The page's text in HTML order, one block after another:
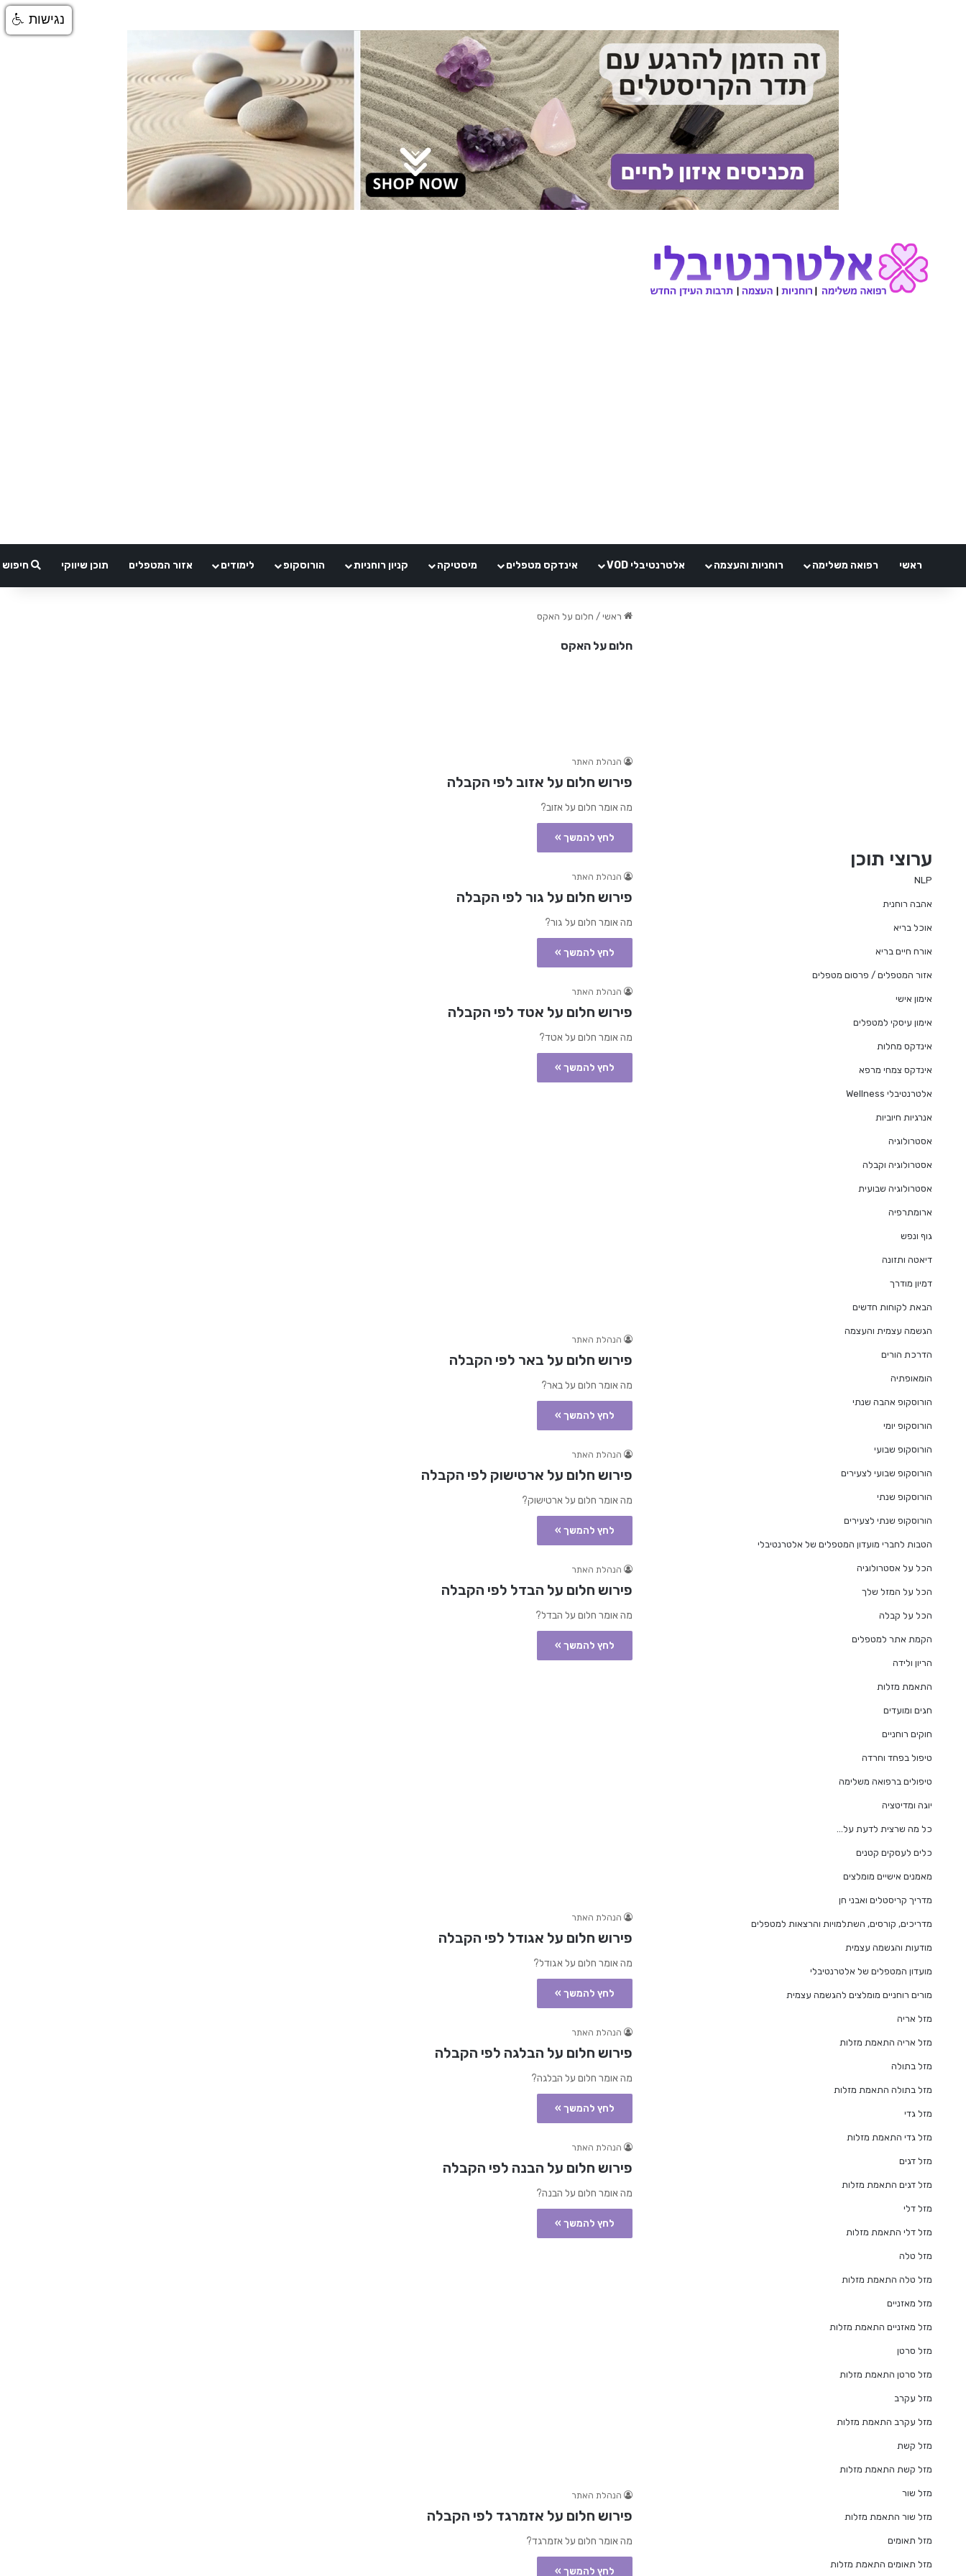
ראשי רפואה משלימה רוחניות והעצמה אלטרנטיבלי VOD אינדקס מטפלים מיסטיקה קניון רוחניות הורוסקופ לימודים אזור המטפלים תוכן שיווקי חיפוש
ראשי / חלום על האקס
חלום על האקס
הנהלת האתר
פירוש חלום על אזוב לפי הקבלה
מה אומר חלום על אזוב?
לחץ להמשך »
הנהלת האתר
פירוש חלום על גור לפי הקבלה
מה אומר חלום על גור?
לחץ להמשך »
הנהלת האתר
פירוש חלום על אטד לפי הקבלה
מה אומר חלום על אטד?
לחץ להמשך »
הנהלת האתר
פירוש חלום על באר לפי הקבלה
מה אומר חלום על באר?
לחץ להמשך »
הנהלת האתר
פירוש חלום על ארטישוק לפי הקבלה
מה אומר חלום על ארטישוק?
לחץ להמשך »
הנהלת האתר
פירוש חלום על הבדל לפי הקבלה
מה אומר חלום על הבדל?
לחץ להמשך »
הנהלת האתר
פירוש חלום על אגודל לפי הקבלה
מה אומר חלום על אגודל?
לחץ להמשך »
הנהלת האתר
פירוש חלום על הבלגה לפי הקבלה
מה אומר חלום על הבלגה?
לחץ להמשך »
הנהלת האתר
פירוש חלום על הבנה לפי הקבלה
מה אומר חלום על הבנה?
לחץ להמשך »
הנהלת האתר
פירוש חלום על אזמרגד לפי הקבלה
מה אומר חלום על אזמרגד?
לחץ להמשך »
ערוצי תוכן
NLP
אהבה רוחנית
אוכל בריא
אורח חיים בריא
אזור המטפלים / פרסום מטפלים
אימון אישי
אימון עיסקי למטפלים
אינדקס מחלות
אינדקס צמחי מרפא
אלטרנטיבלי Wellness
אנרגיות חיוביות
אסטרולוגיה
אסטרולוגיה וקבלה
אסטרולוגיה שבועית
ארומתרפיה
גוף ונפש
דיאטה ותזונה
דמיון מודרך
הבאת לקוחות חדשים
הגשמה עצמית והעצמה
הדרכת הורים
הומאופתיה
הורוסקופ אהבה שנתי
הורוסקופ יומי
הורוסקופ שבועי
הורוסקופ שבועי לצעירים
הורוסקופ שנתי
הורוסקופ שנתי לצעירים
הטבות לחברי מועדון המטפלים של אלטרנטיבלי
הכל על אסטרולוגיה
הכל על המזל שלך
הכל על קבלה
הקמת אתר למטפלים
הריון ולידה
התאמת מזלות
חגים ומועדים
חוקים רוחניים
טיפול בפחד וחרדה
טיפולים ברפואה משלימה
יוגה ומדיטציה
כל מה שרצית לדעת על…
כלים לעסקים קטנים
מאמנים אישיים מומלצים
מדריך קריסטלים ואבני חן
מדריכים, קורסים, השתלמויות והרצאות למטפלים
מודעות והגשמה עצמית
מועדון המטפלים של אלטרנטיבלי
מורים רוחניים מומלצים להגשמה עצמית
מזל אריה
מזל אריה התאמת מזלות
מזל בתולה
מזל בתולה התאמת מזלות
מזל גדי
מזל גדי התאמת מזלות
מזל דגים
מזל דגים התאמת מזלות
מזל דלי
מזל דלי התאמת מזלות
מזל טלה
מזל טלה התאמת מזלות
מזל מאזניים
מזל מאזניים התאמת מזלות
מזל סרטן
מזל סרטן התאמת מזלות
מזל עקרב
מזל עקרב התאמת מזלות
מזל קשת
מזל קשת התאמת מזלות
מזל שור
מזל שור התאמת מזלות
מזל תאומים
מזל תאומים התאמת מזלות
נגישות